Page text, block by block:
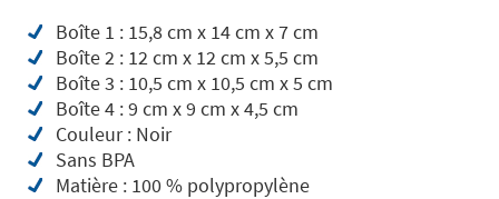
Boîte 1 : 15,8 cm x 14 cm x 7 cm
Boîte 2 : 12 cm x 12 cm x 5,5 cm
Boîte 3 : 10,5 cm x 10,5 cm x 5 cm
Boîte 4 : 9 cm x 9 cm x 4,5 cm
Couleur : Noir
Sans BPA
Matière : 100 % polypropylène